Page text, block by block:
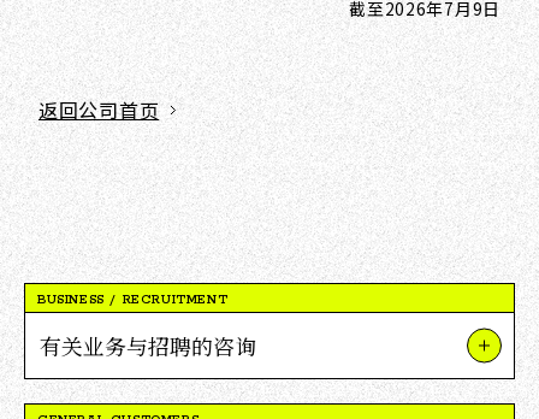
截至2026年7月9日
返回公司首页
BUSINESS / RECRUITMENT
有关业务与招聘的咨询
关于我们的业务和项目